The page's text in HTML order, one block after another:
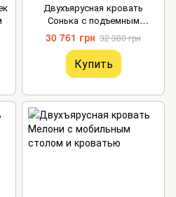
Двухъярусная кровать
Сонька с подъемным
механизмом
30 761 грн 32 380 грн
Купить